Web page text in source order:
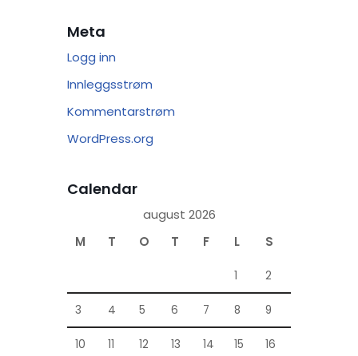
Meta
Logg inn
Innleggsstrøm
Kommentarstrøm
WordPress.org
Calendar
august 2026
M
T O T F L S
1 2
3 4 5 6 7 8 9
10 11 12 13 14 15 16